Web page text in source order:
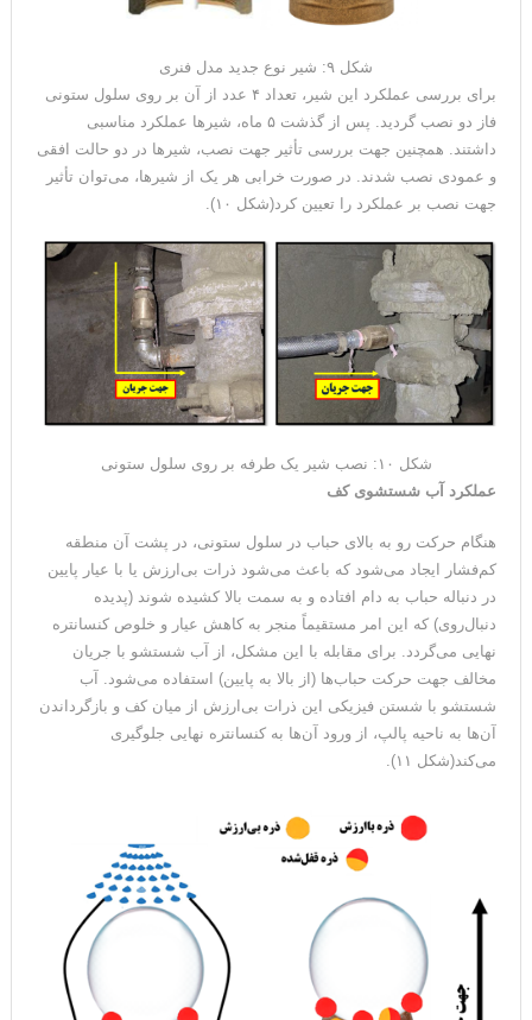
شکل ۹: شیر نوع جدید مدل فنری
برای بررسی عملکرد این شیر، تعداد ۴ عدد از آن بر روی سلول ستونی
فاز دو نصب گردید. پس از گذشت ۵ ماه، شیرها عملکرد مناسبی
داشتند. همچنین جهت بررسی تأثیر جهت نصب، شیرها در دو حالت افقی
و عمودی نصب شدند. در صورت خرابی هر یک از شیرها، می‌توان تأثیر
جهت نصب بر عملکرد را تعیین کرد(شکل ۱۰).
شکل ۱۰: نصب شیر یک طرفه بر روی سلول ستونی
عملکرد آب شستشوی کف
هنگام حرکت رو به بالای حباب در سلول ستونی، در پشت آن منطقه
کم‌فشار ایجاد می‌شود که باعث می‌شود ذرات بی‌ارزش یا با عیار پایین
در دنباله حباب به دام افتاده و به سمت بالا کشیده شوند (پدیده
دنبال‌روی) که این امر مستقیماً منجر به کاهش عیار و خلوص کنسانتره
نهایی می‌گردد. برای مقابله با این مشکل، از آب شستشو با جریان
مخالف جهت حرکت حباب‌ها (از بالا به پایین) استفاده می‌شود. آب
شستشو با شستن فیزیکی این ذرات بی‌ارزش از میان کف و بازگرداندن
آن‌ها به ناحیه پالپ، از ورود آن‌ها به کنسانتره نهایی جلوگیری
می‌کند(شکل ۱۱).